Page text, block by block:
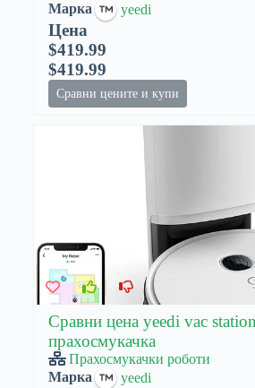
Марка
yeedi
Цена
$419.99
$419.99
Сравни цените и купи
Сравни цена yeedi vac
прахосмукачка
Прахосмукачки роботи
Марка
yeedi